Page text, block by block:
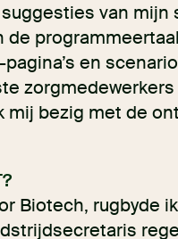
van mijn
de
en
mij bezig met de
Biotech, rugbyde